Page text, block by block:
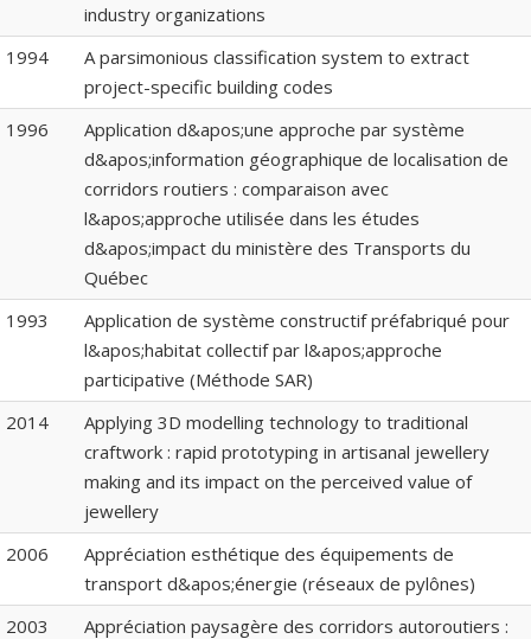
industry organizations
1994
A parsimonious classification system to extract
project-specific building codes
1996
Application d&apos;une approche par système
d&apos;information géographique de localisation de
corridors routiers : comparaison avec
l&apos;approche utilisée dans les études
d&apos;impact du ministère des Transports du
Québec
1993
Application de système constructif préfabriqué pour
l&apos;habitat collectif par l&apos;approche
participative (Méthode SAR)
2014
Applying 3D modelling technology to traditional
craftwork : rapid prototyping in artisanal jewellery
making and its impact on the perceived value of
jewellery
2006
Appréciation esthétique des équipements de
transport d&apos;énergie (réseaux de pylônes)
2003
Appréciation paysagère des corridors autoroutiers :